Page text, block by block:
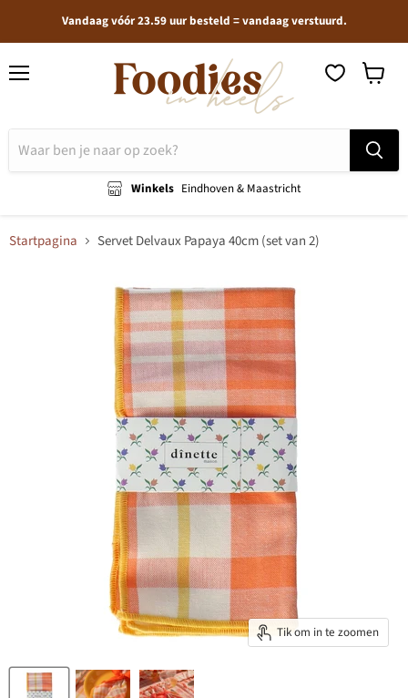
Vandaag vóór 23.59 uur besteld = vandaag verstuurd.
Winkels Eindhoven & Maastricht
Startpagina Servet Delvaux Papaya 40cm (set van 2)
Tik om in te zoomen